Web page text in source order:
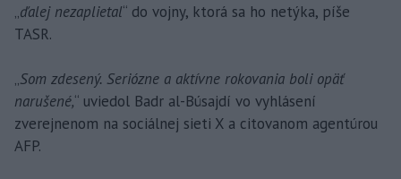
„ďalej nezaplietal“ do vojny, ktorá sa ho netýka, píše
TASR.
„Som zdesený. Seriózne a aktívne rokovania boli opäť
narušené,“ uviedol Badr al-Búsajdí vo vyhlásení
zverejnenom na sociálnej sieti X a citovanom agentúrou
AFP.